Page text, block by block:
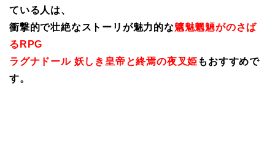
ている人は、
衝撃的で壮絶なストーリが魅力的な魑魅魍魎がのさば
るRPG
ラグナドール 妖しき皇帝と終焉の夜叉姫 もおすすめで
す。